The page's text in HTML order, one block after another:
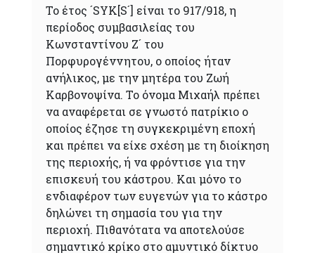
Το έτος ´SYK[S´] είναι το 917/918, η
περίοδος συμβασιλείας του
Kωνσταντίνου Ζ´ του
Πορφυρογέννητου, ο οποίος ήταν
ανήλικος, με την μητέρα του Zωή
Kαρβονοψίνα. Το όνομα Mιχαήλ πρέπει
να αναφέρεται σε γνωστό πατρίκιο ο
οποίος έζησε τη συγκεκριμένη εποχή
και πρέπει να είχε σχέση με τη διοίκηση
της περιοχής, ή να φρόντισε για την
επισκευή του κάστρου. Και μόνο το
ενδιαφέρον των ευγενών για το κάστρο
δηλώνει τη σημασία του για την
περιοχή. Πιθανότατα να αποτελούσε
σημαντικό κρίκο στο αμυντικό δίκτυο